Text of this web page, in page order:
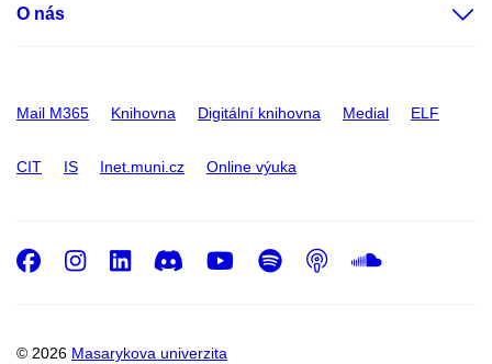
O nás
Mail M365 Knihovna Digitální knihovna Medial ELF
CIT IS Inet.muni.cz Online výuka
© 2026 Masarykova univerzita
Facebook
Instagram
LinkedIn
DiscordYoutube
Spotify
Podcast